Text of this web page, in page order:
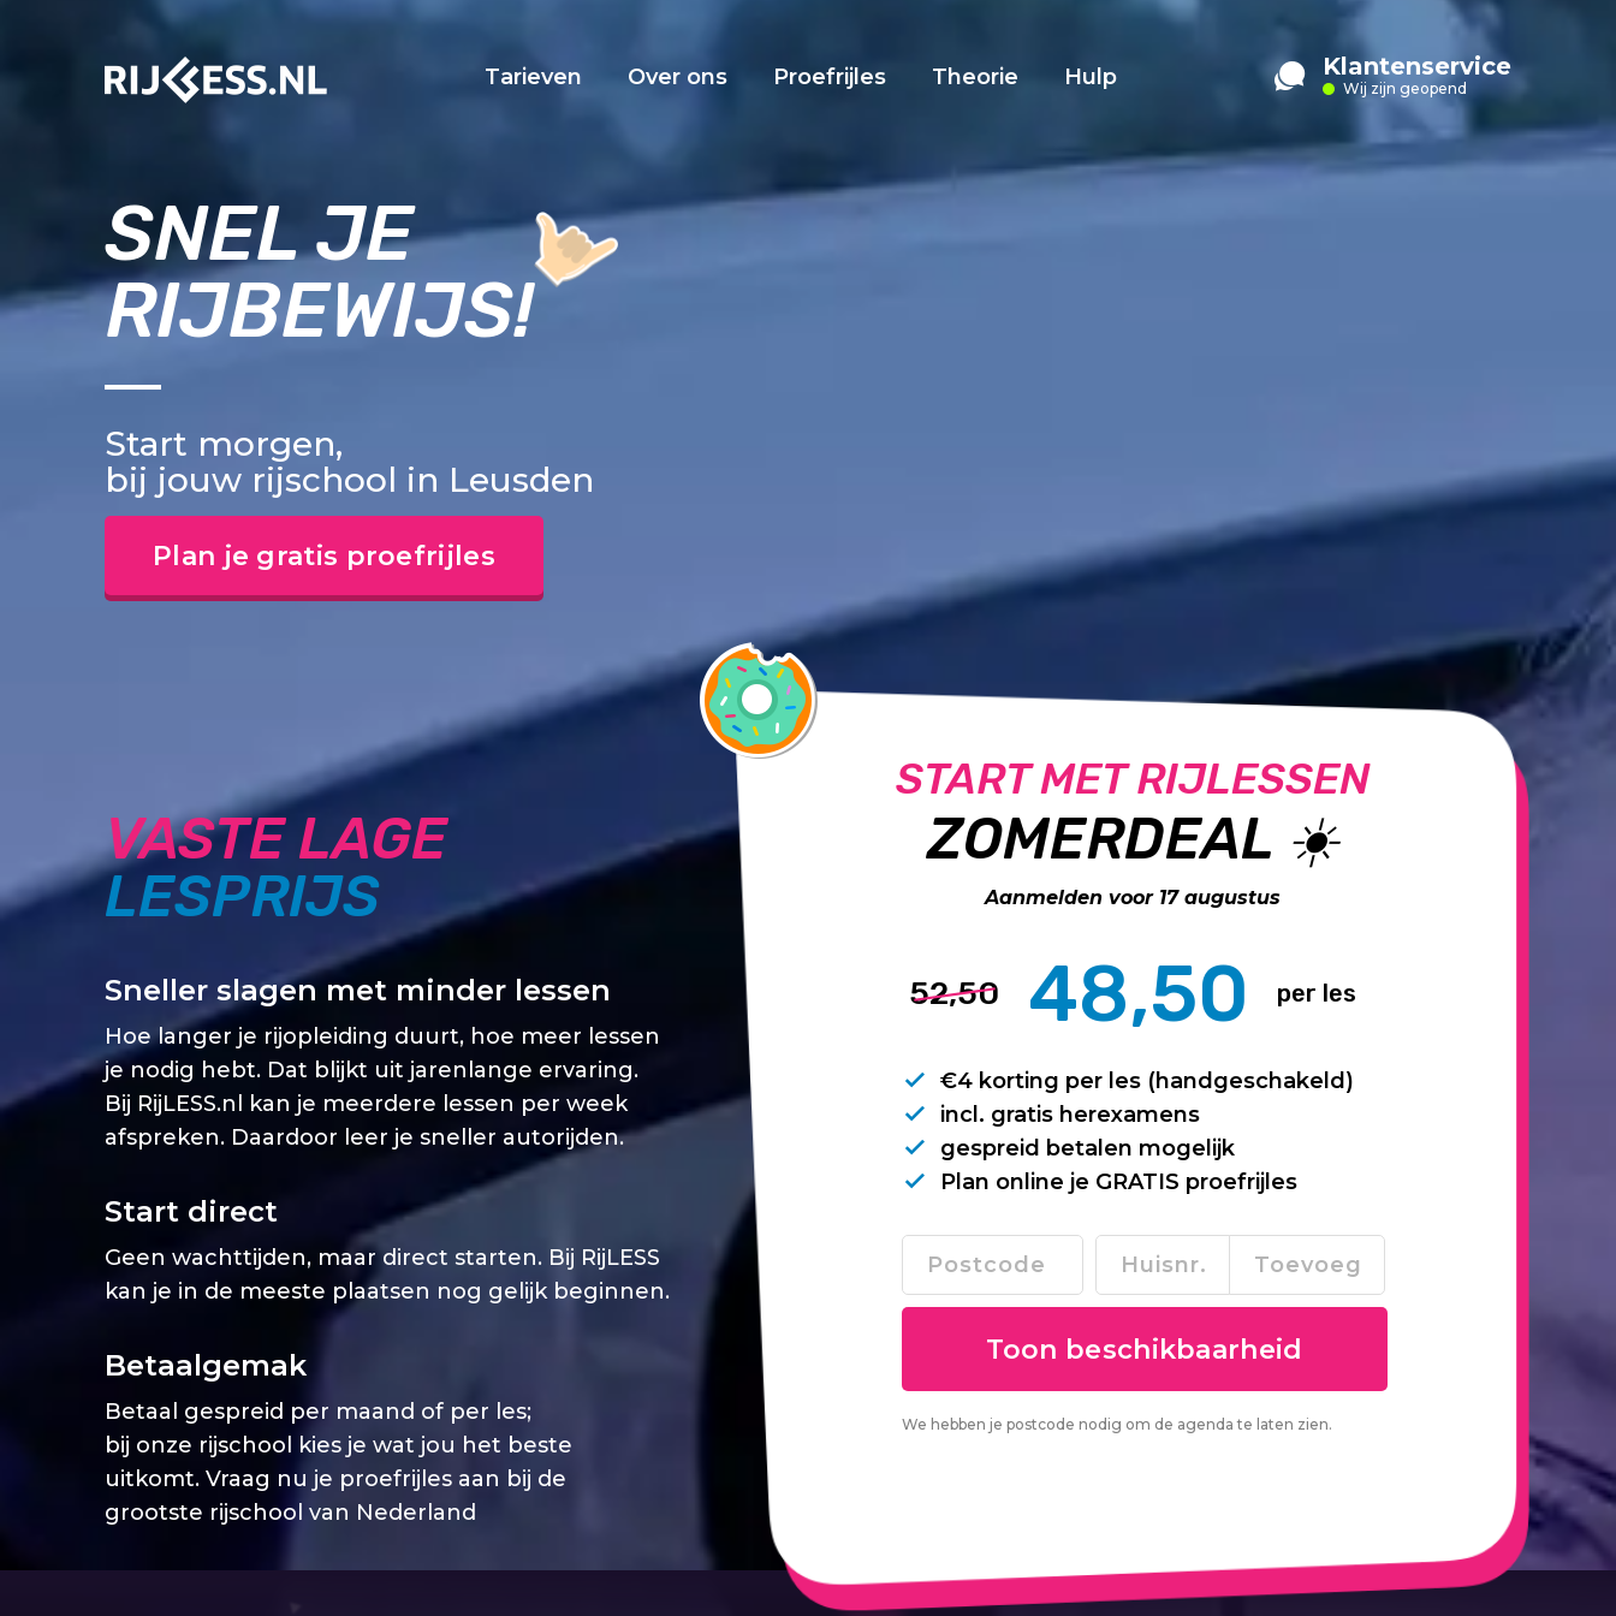
Tarieven Over ons Proefrijles Theorie Hulp Klantenservice
Wij zijn geopend
SNEL JE
RIJBEWIJS!
Start morgen,
bij jouw rijschool in Leusden
Plan je gratis proefrijles
START MET RIJLESSEN
ZOMERDEAL ☀️
Aanmelden voor 17 augustus
52,50 48,50 per les
€4 korting per les (handgeschakeld)
incl. gratis herexamens
gespreid betalen mogelijk
Plan online je GRATIS proefrijles
We hebben je postcode nodig om de agenda te laten zien.
VASTE LAGE
LESPRIJS
Sneller slagen met minder lessen
Hoe langer je rijopleiding duurt, hoe meer lessen
je nodig hebt. Dat blijkt uit jarenlange ervaring.
Bij RijLESS.nl kan je meerdere lessen per week
afspreken. Daardoor leer je sneller autorijden.
Start direct
Geen wachttijden, maar direct starten. Bij RijLESS
kan je in de meeste plaatsen nog gelijk beginnen.
Betaalgemak
Betaal gespreid per maand of per les;
bij onze rijschool kies je wat jou het beste
uitkomt. Vraag nu je proefrijles aan bij de
grootste rijschool van Nederland